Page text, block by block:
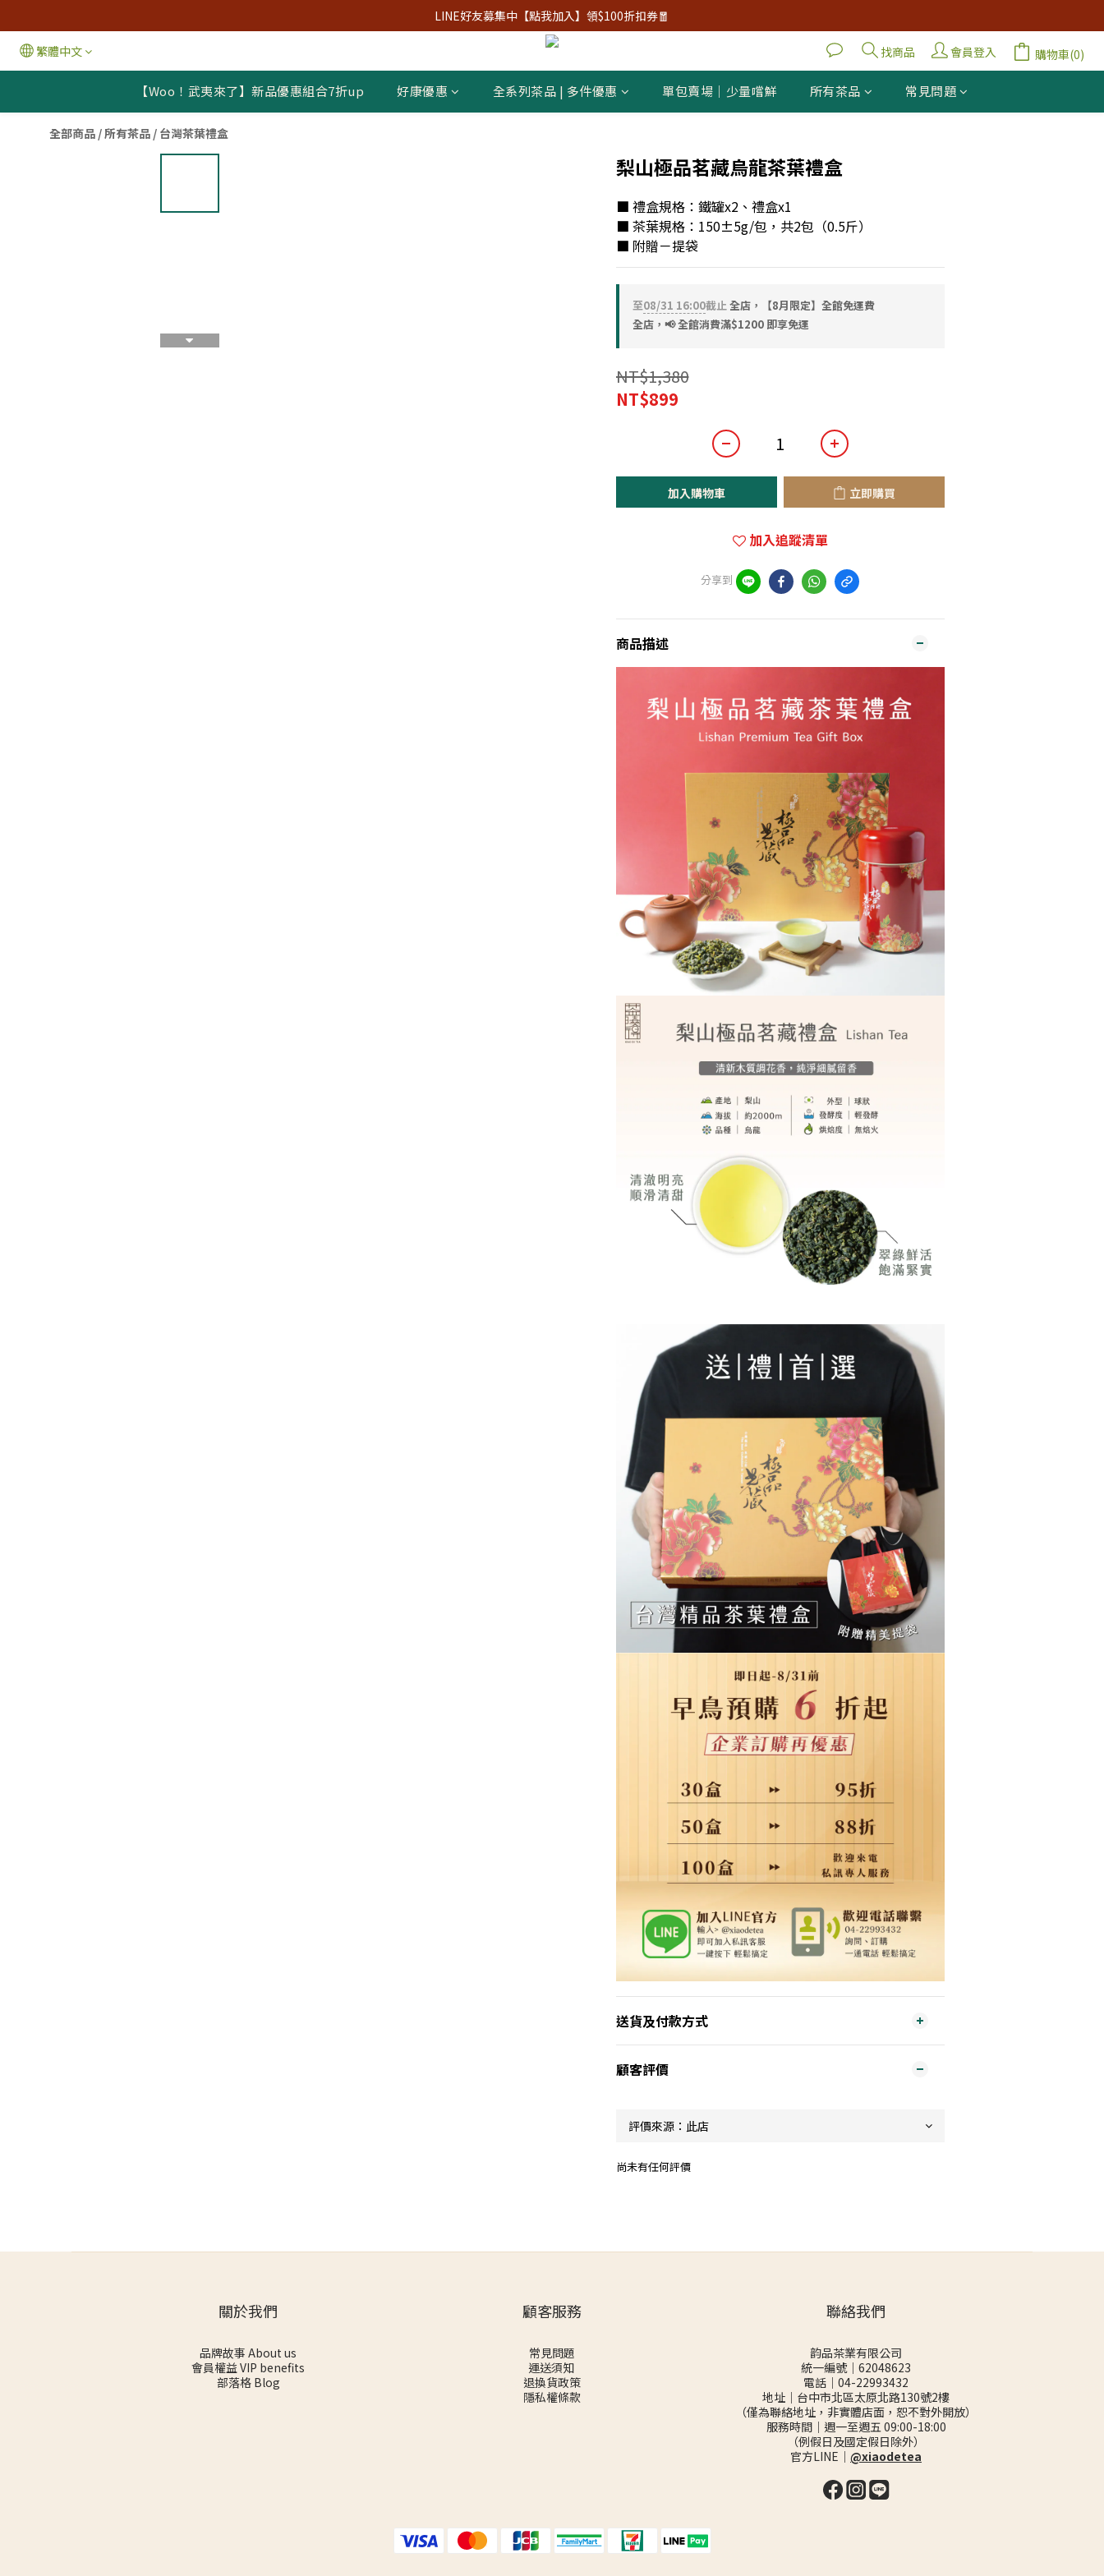
LINE好友募集中【點我加入】領$100折扣券🧧
繁體中文 找商品 會員登入 購物車(0)
【Woo！武夷來了】新品優惠組合7折up 好康優惠 全系列茶品 | 多件優惠 單包賣場｜少量嚐鮮 所有茶品 常見問題
全部商品 /所有茶品 / 台灣茶葉禮盒
梨山極品茗藏烏龍茶葉禮盒
■ 禮盒規格：鐵罐x2、禮盒x1
■ 茶葉規格：150±5g/包，共2包（0.5斤）
■ 附贈－提袋
至08/31 16:00截止全店，【8月限定】全館免運費
全店，📢 全館消費滿$1200 即享免運
NT$1,380
NT$899
加入購物車 立即購買
加入追蹤清單
分享到
商品描述
送貨及付款方式
顧客評價
尚未有任何評價
關於我們
品牌故事 About us
會員權益 VIP benefits
部落格 Blog
顧客服務
常見問題
運送須知
退換貨政策
隱私權條款
聯絡我們
韵品茶業有限公司
統一編號｜62048623
電話｜04-22993432
地址｜台中市北區太原北路130號2樓
（僅為聯絡地址，非實體店面，恕不對外開放）
服務時間｜週一至週五 09:00-18:00
（例假日及國定假日除外）
官方LINE｜ @xiaodetea